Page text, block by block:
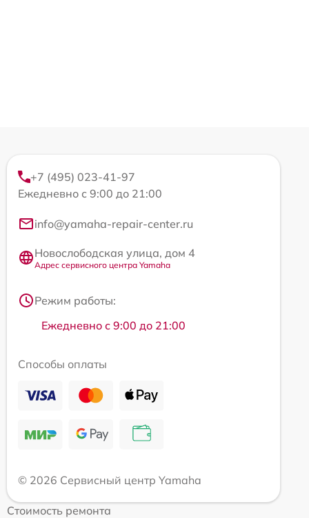
+7 (495) 023-41-97
Ежедневно с 9:00 до 21:00
info@yamaha-repair-center.ru
Новослободская улица, дом 4
Адрес сервисного центра Yamaha
Режим работы:
Ежедневно с 9:00 до 21:00
Способы оплаты
© 2026 Сервисный центр Yamaha
Стоимость ремонта